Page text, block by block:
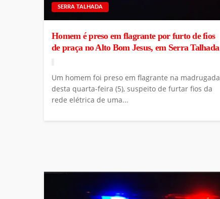
SERRA TALHADA
Homem é preso em flagrante por furto de fios
de praça no Alto Bom Jesus, em Serra Talhada
Um homem foi preso em flagrante na madrugada
desta quarta-feira (5), suspeito de furtar fios da
rede elétrica de uma...